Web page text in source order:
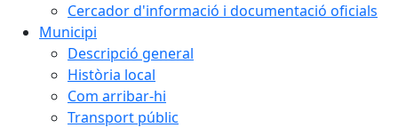
Cercador d'informació i documentació oficials
Municipi
Descripció general
Història local
Com arribar-hi
Transport públic